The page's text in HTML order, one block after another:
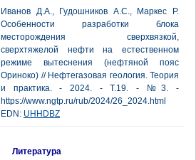
Иванов Д.А., Гудошников А.С., Маркес Р.
Особенности разработки блока
месторождения сверхвязкой,
сверхтяжелой нефти на естественном
режиме вытеснения (нефтяной пояс
Ориноко) // Нефтегазовая геология. Теория
и практика. - 2024. - Т.19. - №3. -
https://www.ngtp.ru/rub/2024/26_2024.html
EDN: UHHDBZ
Литература